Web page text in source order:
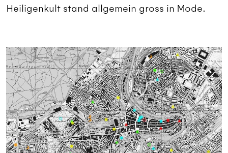
Heiligenkult stand allgemein gross in Mode.